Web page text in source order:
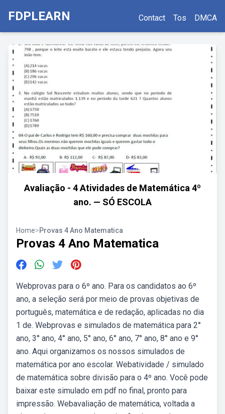
FDPLEARN Contact Tos DMCA
Avaliação - 4 Atividades de Matemática 4º
ano. — SÓ ESCOLA
Home>Provas 4 Ano Matematica
Provas 4 Ano Matematica
Webprovas para o 6º ano. Para os candidatos ao 6º
ano, a seleção será por meio de provas objetivas de
português, matemática e de redação, aplicadas no dia
1 de. Webprovas e simulados de matemática para 2°
ano, 3° ano, 4° ano, 5° ano, 6° ano, 7° ano, 8° ano e 9°
ano. Aqui organizamos os nossos simulados de
matemática por ano escolar. Webatividade / simulado
de matemática sobre divisão para o 4º ano. Você pode
baixar este simulado em pdf no final, pronto para
impressão. Webavaliação de matemática, voltada a